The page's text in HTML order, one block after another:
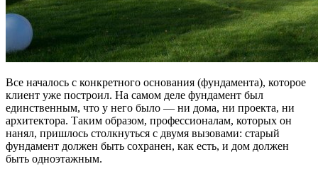
Все началось с конкретного основания (фундамента), которое
клиент уже построил. На самом деле фундамент был
единственным, что у него было — ни дома, ни проекта, ни
архитектора. Таким образом, профессионалам, которых он
нанял, пришлось столкнуться с двумя вызовами: старый
фундамент должен быть сохранен, как есть, и дом должен
быть одноэтажным.